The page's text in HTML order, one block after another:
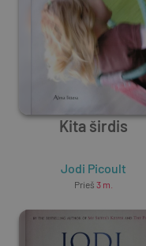
Kita širdis
Jodi Picoult
Prieš 3 m.